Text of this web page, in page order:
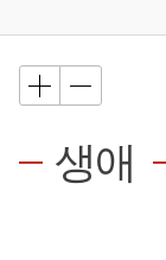
생애